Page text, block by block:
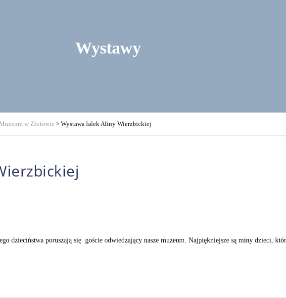
Wystawy
w Złotowie > Wystawa lalek Aliny Wierzbickiej
dzieciństwa poruszają się goście odwiedzający nasze muzeum. Najpiękniejsze są miny dzieci,